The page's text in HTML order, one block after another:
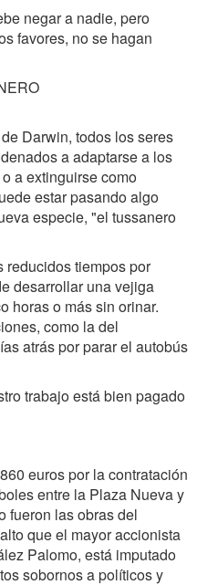
negar a nadie, pero
favores, no se hagan
Darwin, todos los seres
a adaptarse a los
a extinguirse como
estar pasando algo
especie, "el tussanero
reducidos tiempos por
desarrollar una vejiga
horas o más sin orinar.
como la del
atrás por parar el autobús
trabajo está bien pagado
euros por la contratación
entre la Plaza Nueva y
fueron las obras del
que el mayor accionista
Palomo, está imputado
sobornos a políticos y